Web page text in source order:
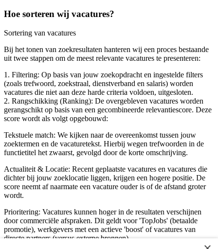
Hoe sorteren wij vacatures?
Sortering van vacatures
Bij het tonen van zoekresultaten hanteren wij een proces bestaande
uit twee stappen om de meest relevante vacatures te presenteren:
1. Filtering: Op basis van jouw zoekopdracht en ingestelde filters
(zoals trefwoord, zoekstraal, dienstverband en salaris) worden
vacatures die niet aan deze harde criteria voldoen, uitgesloten.
2. Rangschikking (Ranking): De overgebleven vacatures worden
gerangschikt op basis van een gecombineerde relevantiescore. Deze
score wordt als volgt opgebouwd:
Tekstuele match: We kijken naar de overeenkomst tussen jouw
zoektermen en de vacaturetekst. Hierbij wegen trefwoorden in de
functietitel het zwaarst, gevolgd door de korte omschrijving.
Actualiteit & Locatie: Recent geplaatste vacatures en vacatures die
dichter bij jouw zoeklocatie liggen, krijgen een hogere positie. De
score neemt af naarmate een vacature ouder is of de afstand groter
wordt.
Prioritering: Vacatures kunnen hoger in de resultaten verschijnen
door commerciële afspraken. Dit geldt voor 'TopJobs' (betaalde
promotie), werkgevers met een actieve 'boost' of vacatures van
directe partners (versus externe bronnen).